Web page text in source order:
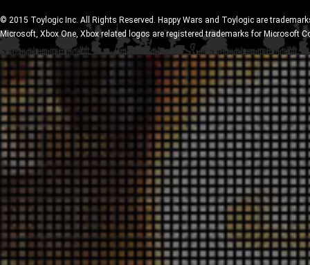
© 2015 Toylogic Inc. All Rights Reserved. Happy Wars and Toylogic are
Microsoft, Xbox One, Xbox related logos are registered trademarks for Microsoft